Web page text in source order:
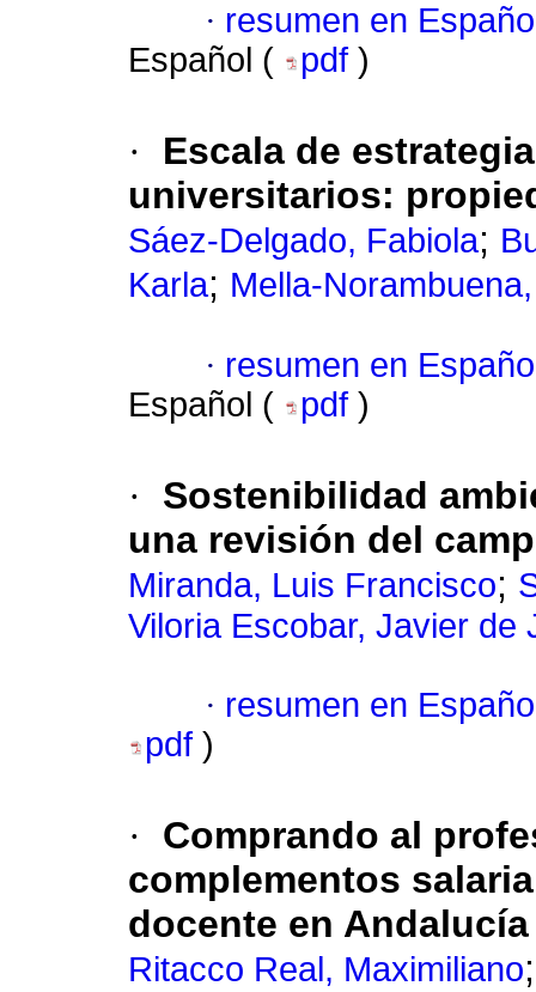
· resumen en
Español (
pdf )
·
Escala de
universitarios:
Sáez-Delgado, Fabiola;
Karla; Mella-
· resumen en
Español (
pdf )
·
Sostenibilidad
una revisión del
Miranda, Luis Francisco;
Viloria Escobar, Javier de
· resumen en
pdf )
·
Comprando al
complementos
docente en Andalucía
Ritacco Real, Maximiliano